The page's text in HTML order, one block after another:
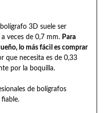
3D suele ser
veces de 0,7 mm. Para
lo más fácil es comprar
que necesita es de 0,33
por la boquilla.
de bolígrafos